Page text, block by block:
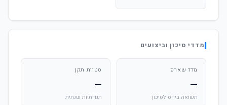
מדדי סיכון וביצועים
מדד שארפ
—
תשואה ביחס לסיכון
סטיית תקן
—
תנודתיות שנתית